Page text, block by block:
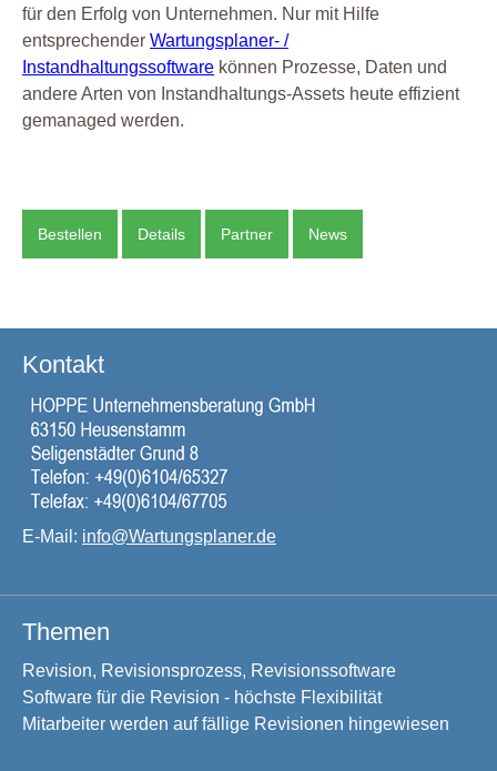
für den Erfolg von Unternehmen. Nur mit Hilfe
entsprechender Wartungsplaner- /
Instandhaltungssoftware können Prozesse, Daten und
andere Arten von Instandhaltungs-Assets heute effizient
gemanaged werden.
Bestellen Details Partner News
Kontakt
E-Mail: info@Wartungsplaner.de
Themen
Revision, Revisionsprozess, Revisionssoftware
Software für die Revision - höchste Flexibilität
Mitarbeiter werden auf fällige Revisionen hingewiesen